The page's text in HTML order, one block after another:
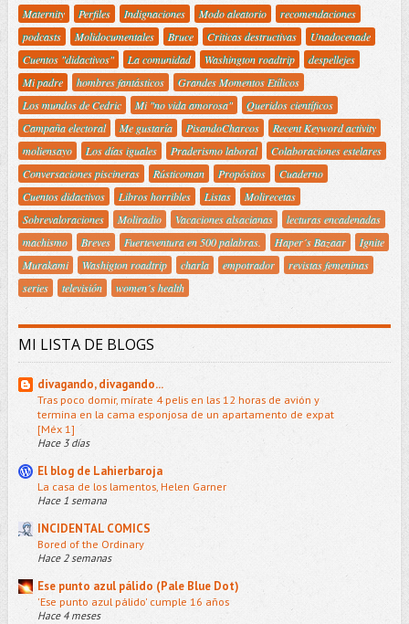
Maternity
Perfiles Indignaciones Modo aleatorio
recomendaciones
podcasts
Molidocumentales Bruce Criticas destructivas
Unadocenade
Cuentos "didactivos"
La comunidad Washington roadtrip
despellejes
Mi padre
hombres fantásticos
Grandes Momentos Etílicos
Los mundos de Cedric
Mi "no vida amorosa"
Queridos científicos
Campaña electoral
Me gustaría PisandoCharcos
Recent Keyword activity
moliensayo
Los días iguales Praderismo laboral
Colaboraciones estelares
Conversaciones piscineras
Rústicoman Propósitos
Cuaderno
Cuentos didactivos
Libros horribles Listas
Molirecetas
Sobrevaloraciones
Moliradio Vacaciones alsacianas
lecturas encadenadas
machismo
Breves Fuerteventura en 500 palabras. Haper´s Bazaar
Ignite
Murakami
Washigton roadtrip charla empotrador
revistas femeninas
series
televisión women´s health
MI LISTA DE BLOGS
divagando, divagando...
Tras poco domir, mírate 4 pelis en las 12 horas de avión y
termina en la cama esponjosa de un apartamento de expat
[Méx 1]
Hace 3 días
El blog de Lahierbaroja
La casa de los lamentos, Helen Garner
Hace 1 semana
INCIDENTAL COMICS
Bored of the Ordinary
Hace 2 semanas
Ese punto azul pálido (Pale Blue Dot)
'Ese punto azul pálido' cumple 16 años
Hace 4 meses